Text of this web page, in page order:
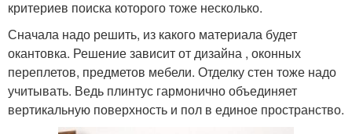
критериев поиска которого тоже несколько.
Сначала надо решить, из какого материала будет
окантовка. Решение зависит от дизайна , оконных
переплетов, предметов мебели. Отделку стен тоже надо
учитывать. Ведь плинтус гармонично объединяет
вертикальную поверхность и пол в единое пространство.